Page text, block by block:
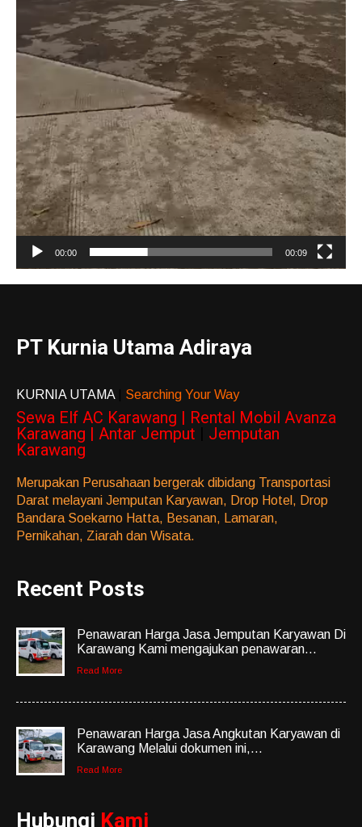
00:00 00:09
PT Kurnia Utama Adiraya
KURNIA UTAMA Searching Your Way
Sewa Elf AC Karawang | Rental Mobil Avanza
Karawang | Antar Jemput
Jemputan
Karawang
Merupakan Perusahaan bergerak dibidang Transportasi
Darat melayani Jemputan Karyawan, Drop Hotel, Drop
Bandara Soekarno Hatta, Besanan, Lamaran,
Pernikahan, Ziarah dan Wisata.
Recent Posts
Penawaran Harga Jasa Jemputan Karyawan Di
Karawang Kami mengajukan penawaran...
Read More
Penawaran Harga Jasa Angkutan Karyawan di
Karawang Melalui dokumen ini,...
Read More
Hubungi Kami